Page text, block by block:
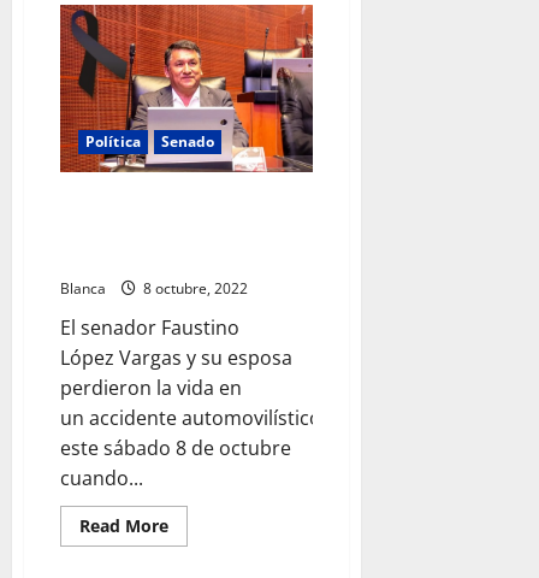
en
el
Senado,
en
lo
general,
proyecto
para
eliminar
13
Política Senado
Blanca 8 octubre, 2022
El senador Faustino
López Vargas y su esposa
perdieron la vida en
un accidente automovilístico
este sábado 8 de octubre
cuando...
Read MoreRead
more